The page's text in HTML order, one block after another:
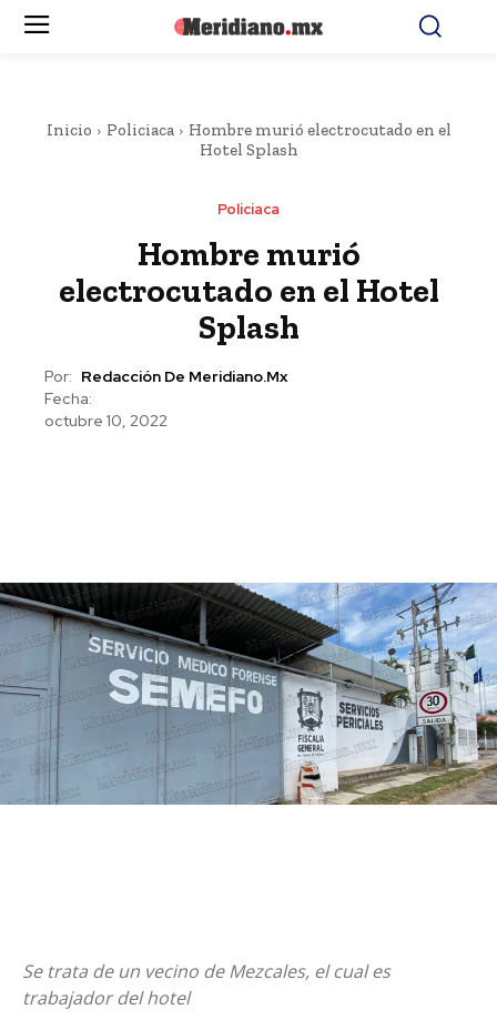
Inicio Policiaca
Hombre murió electrocutado en el
Hotel Splash
Policiaca
Hombre murió
electrocutado en el Hotel
Splash
Por: Redacción De Meridiano.mx
Fecha:
octubre 10, 2022
Se trata de un vecino de Mezcales, el cual es
trabajador del hotel